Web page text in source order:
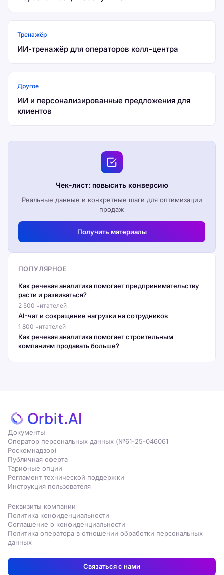
Тренажёр
ИИ-тренажёр для операторов колл-центра
Другое
ИИ и персонализированные предложения для
клиентов
Чек-лист: повысить конверсию
Реальные данные и конкретные шаги для оптимизации
продаж
Получить материалы
ПОПУЛЯРНОЕ
Как речевая аналитика помогает предпринимательству
расти и развиваться?
2 500 читателей
AI-чат и сокращение нагрузки на сотрудников
1 800 читателей
Как речевая аналитика помогает строительным
компаниям продавать больше?
Документы
Оператор персональных данных (№61-25-046061
Роскомнадзор)
Публичная оферта
Тарифные опции
Регламент технической поддержки
Инструкция пользователя
Реквизиты компании
Политика конфиденциальности
Соглашение о конфиденциальности
Политика оператора в отношении обработки персональных
данных
Связаться с нами